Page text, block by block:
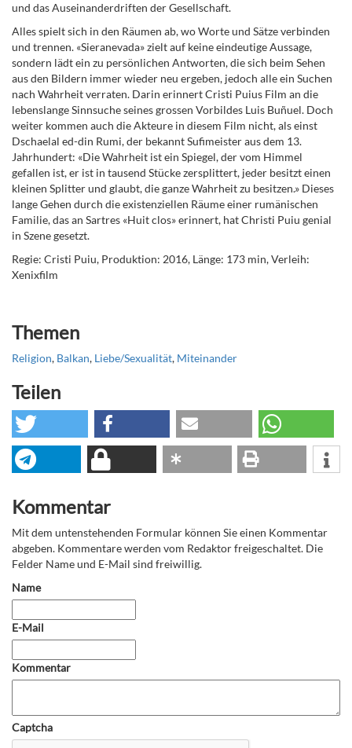
und das Auseinanderdriften der Gesellschaft.
Alles spielt sich in den Räumen ab, wo Worte und Sätze verbinden
und trennen. «Sieranevada» zielt auf keine eindeutige Aussage,
sondern lädt ein zu persönlichen Antworten, die sich beim Sehen
aus den Bildern immer wieder neu ergeben, jedoch alle ein Suchen
nach Wahrheit verraten. Darin erinnert Cristi Puius Film an die
lebenslange Sinnsucheseines grossen Vorbildes Luis Buñuel. Doch
weiter kommen auch die Akteure in diesem Film nicht, als einst
Dschaelal ed-din Rumi, der bekannt Sufimeister aus dem 13.
Jahrhundert: «Die Wahrheit ist ein Spiegel, der vom Himmel
gefallen ist, er ist in tausend Stücke zersplittert, jeder besitzt einen
kleinen Splitter und glaubt, die ganze Wahrheit zu besitzen.» Dieses
lange Gehen durch die existenziellen Räume einer rumänischen
Familie, das an Sartres «Huit clos» erinnert, hat Christi Puiu genial
in Szene gesetzt.
Regie: Cristi Puiu, Produktion: 2016, Länge: 173 min, Verleih:
Xenixfilm
Themen
Religion, Balkan, Liebe/Sexualität, Miteinander
Teilen
Kommentar
Mit dem untenstehenden Formular können Sie einen Kommentar
abgeben. Kommentare werden vom Redaktor freigeschaltet. Die
Felder Name und E-Mail sind freiwillig.
Name
E-Mail
Kommentar
Captcha